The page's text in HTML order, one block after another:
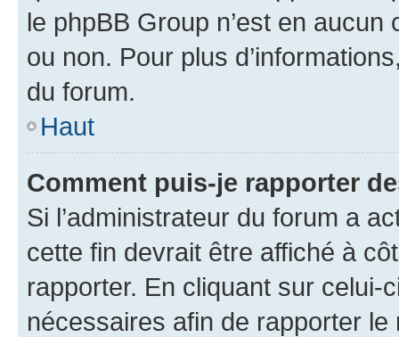
le phpBB Group n’est en
ou non. Pour plus
du forum.
Haut
Comment puis-je rapporter
Si l’administrateur du forum a
cette fin devrait être affiché à
rapporter. En cliquant sur
nécessaires afin de rapporter le